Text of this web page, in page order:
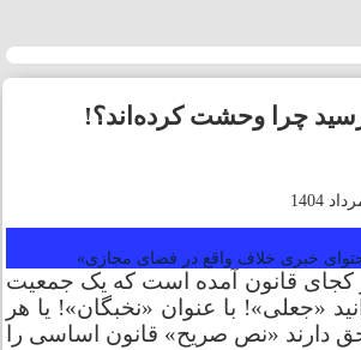
خوزستان
زنجان
چرا وحشت کرده‌اند؟!
محتوای خبری خلاف واقع در فضای مجازی»
کجای قانون آمده است که یک جمعیت
«‌جعلی‌»! با عنوان «‌نخبگان‌»! یا هر
دارند «‌نص صریح‌» قانون اساسی را